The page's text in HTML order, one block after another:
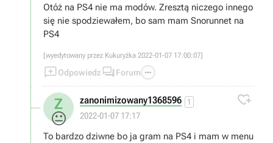
Otóż na PS4 nie ma modów. Zresztą niczego innego
się nie spodziewałem, bo sam mam Snorunnet na
PS4
[wyedytowany przez Kukuryżka 2022-01-07 17:00:07]
Odpowiedz  Forum 
Z
😐
zanonimizowany1368596 1
2022-01-07 17:17

To bardzo dziwne bo ja gram na PS4 i mam w menu